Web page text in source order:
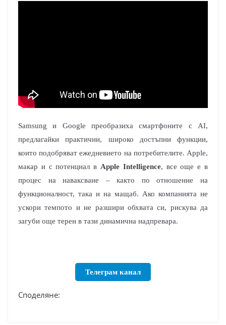
Samsung и Google преобразиха смартфоните с AI,
предлагайки практични, широко достъпни функции,
които подобряват ежедневието на потребителите. Apple,
макар и с потенциал в Apple Intelligence, все още е в
процес на наваксване – както по отношение на
функционалност, така и на мащаб. Ако компанията не
ускори темпото и не разшири обхвата си, рискува да
загуби още терен в тази динамична надпревара.
Телеграм канал
Споделяне: